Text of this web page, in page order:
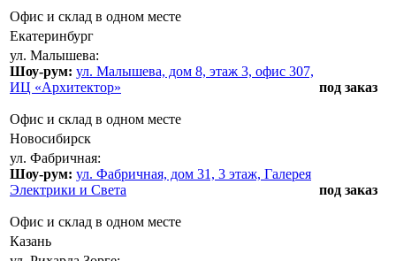
Офис и склад в одном месте
Екатеринбург
ул. Малышева:
Шоу-рум: ул. Малышева, дом 8, этаж 3, офис 307,
ИЦ «Архитектор»
Офис и склад в одном месте
под заказ
Новосибирск
ул. Фабричная:
Шоу-рум: ул. Фабричная, дом 31, 3 этаж, Галерея
Электрики и Света
Офис и склад в одном месте
под заказ
Казань